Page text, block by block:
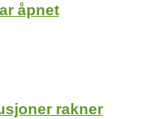
åpnet
rakner